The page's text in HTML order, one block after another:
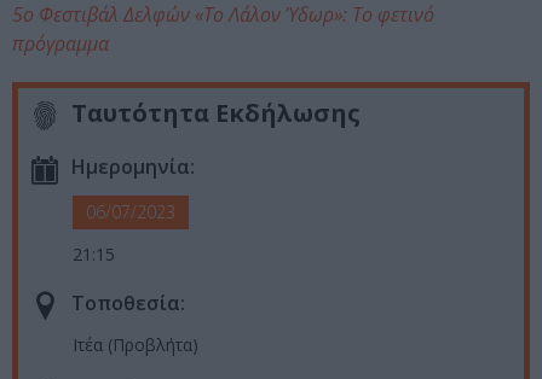
5ο Φεστιβάλ Δελφών «Το Λάλον Ύδωρ»: Το φετινό
πρόγραμμα
Ταυτότητα Εκδήλωσης
Ημερομηνία:
06/07/2023
21:15
Τοποθεσία:
Ιτέα (Προβλήτα)